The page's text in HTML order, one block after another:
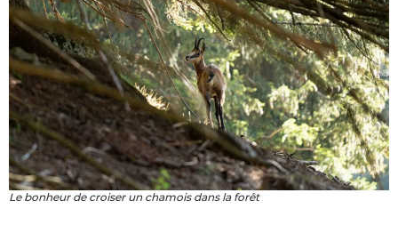
Le bonheur de croiser un chamois dans la forêt